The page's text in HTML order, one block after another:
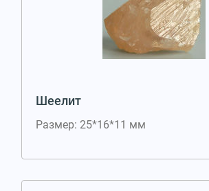
Шеелит
Размер: 25*16*11 мм